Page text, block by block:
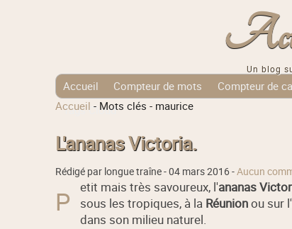
Un blog
Accueil Compteur de mots Compteur de
Tags Cloud
Accueil - Mots clés - maurice
L'ananas Victoria.
Rédigé par longue traîne -04 mars 2016-Aucun
P etit mais très savoureux, l'ananas
sous les tropiques, à la Réunionou sur l'
dans son milieu naturel.